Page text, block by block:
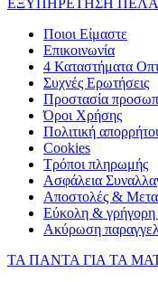
ΕΞΥΠΗΡΕΤΗΣΗ
Ποιοι Είμαστε
Επικοινωνία
4 Καταστήματα
Συχνές Ερωτήσεις
Προστασία
Όροι Χρήσης
Πολιτική
Cookies
Τρόποι πληρωμής
Ασφάλεια
Αποστολές &
Εύκολη & γρήγορη
Ακύρωση
ΤΑ ΠΑΝΤΑ ΓΙΑ ΤΑ